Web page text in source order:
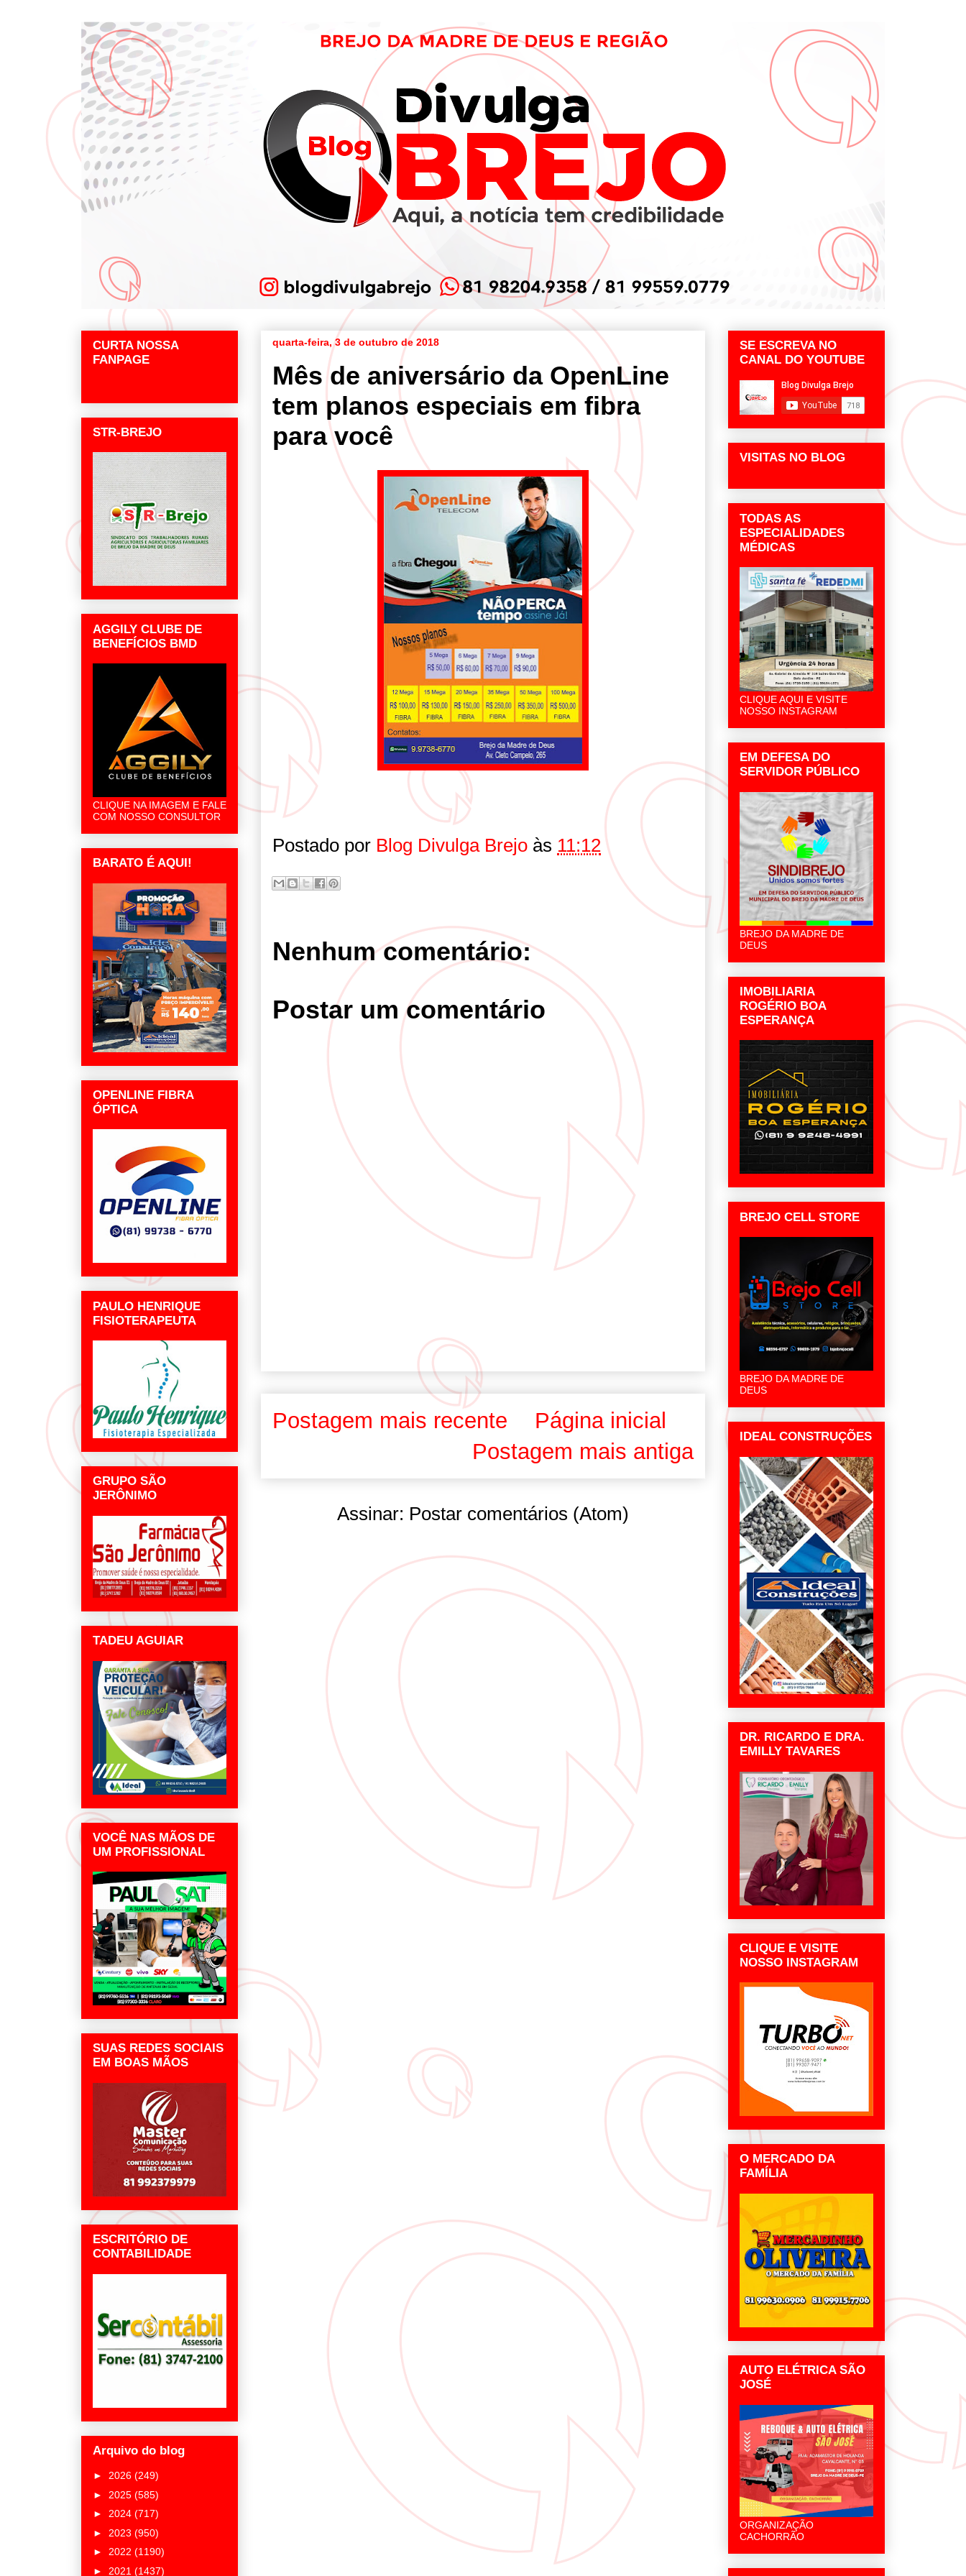
quarta-feira, 3 de outubro de 2018
Mês de aniversário da OpenLine
tem planos especiais em fibra
para você
Postado por Blog Divulga Brejo às 11:12
Nenhum comentário:
Postar um comentário
Postagem mais recente
Postagem mais antiga
Página inicial
Assinar: Postar comentários (Atom)
CURTA NOSSA
FANPAGE
STR-BREJO
AGGILY CLUBE DE
BENEFÍCIOS BMD
CLIQUE NA IMAGEM E FALE
COM NOSSO CONSULTOR
BARATO É AQUI!
OPENLINE FIBRA
ÓPTICA
PAULO HENRIQUE
FISIOTERAPEUTA
GRUPO SÃO
JERÔNIMO
TADEU AGUIAR
VOCÊ NAS MÃOS DE
UM PROFISSIONAL
SUAS REDES SOCIAIS
EM BOAS MÃOS
ESCRITÓRIO DE
CONTABILIDADE
Arquivo do blog
► 2026 (249)
► 2025 (585)
► 2024 (717)
► 2023 (950)
► 2022 (1190)
► 2021 (1437)
SE ESCREVA NO
CANAL DO YOUTUBE
VISITAS NO BLOG
TODAS AS
ESPECIALIDADES
MÉDICAS
CLIQUE AQUI E VISITE
NOSSO INSTAGRAM
EM DEFESA DO
SERVIDOR PÚBLICO
BREJO DA MADRE DE
DEUS
IMOBILIARIA
ROGÉRIO BOA
ESPERANÇA
BREJO CELL STORE
BREJO DA MADRE DE
DEUS
IDEAL CONSTRUÇÕES
DR. RICARDO E DRA.
EMILLY TAVARES
CLIQUE E VISITE
NOSSO INSTAGRAM
O MERCADO DA
FAMÍLIA
AUTO ELÉTRICA SÃO
JOSÉ
ORGANIZAÇÃO
CACHORRÃO